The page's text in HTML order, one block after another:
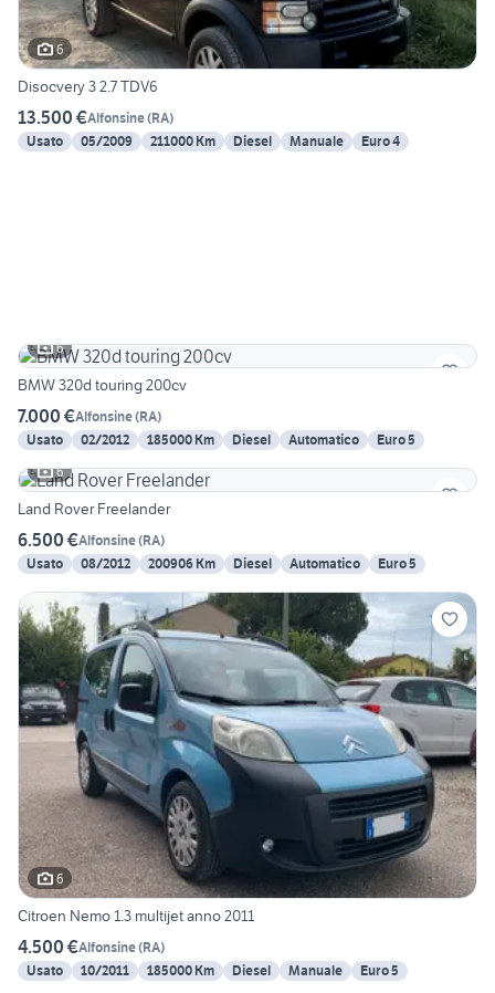
6
Disocvery 3 2.7 TDV6
13.500 €Alfonsine(RA)
Usato
05/2009 211000 Km Diesel Manuale Euro 4
6
BMW 320d touring 200cv
7.000 €Alfonsine(RA)
Usato
02/2012 185000 Km Diesel Automatico
Euro 5
6
Land Rover Freelander
6.500 €Alfonsine(RA)
Usato
08/2012 200906 Km Diesel Automatico Euro 5
6
Citroen Nemo 1.3 multijet anno 2011
4.500 €Alfonsine(RA)
Usato
10/2011 185000 Km Diesel Manuale Euro 5